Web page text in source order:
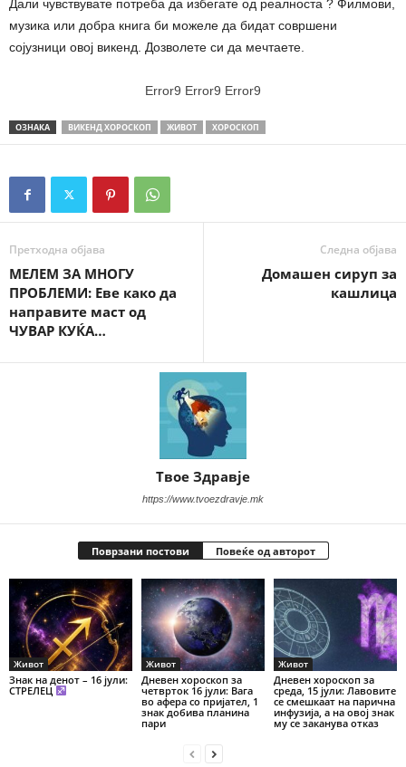
Дали чувствувате потреба да избегате од реалноста ? Филмови,
музика или добра книга би можеле да бидат совршени
сојузници овој викенд. Дозволете си да мечтаете.
Error9 Error9 Error9
ОЗНАКА ВИКЕНД ХОРОСКОП ЖИВОТ ХОРОСКОП
Претходна објава
МЕЛЕМ ЗА МНОГУ
ПРОБЛЕМИ: Еве како да
направите маст од
ЧУВАР КУЌА…
Следна објава
Домашен сируп за
кашлица
Твое Здравје
https://www.tvoezdravje.mk
Поврзани постови Повеќе од авторот
Живот
Знак на денот – 16 јули:
СТРЕЛЕЦ
Живот
Дневен хороскоп за
четврток 16 јули: Вага
во афера со пријател, 1
знак добива планина
пари
Живот
Дневен хороскоп за
среда, 15 јули: Лавовите
се смешкаат на парична
инфузија, а на овој знак
му се заканува отказ